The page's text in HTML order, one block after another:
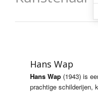
Hans Wap
Hans Wap (1943) is
prachtige schilderijen,